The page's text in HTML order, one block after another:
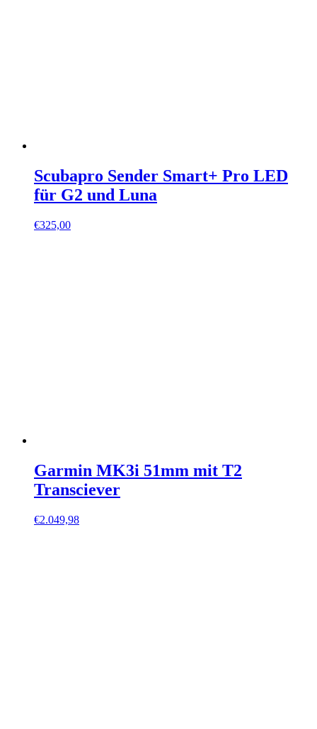
Scubapro Sender Smart+ Pro LED
für G2 und Luna
€325,00
Garmin MK3i 51mm mit T2
Transciever
€2.049,98